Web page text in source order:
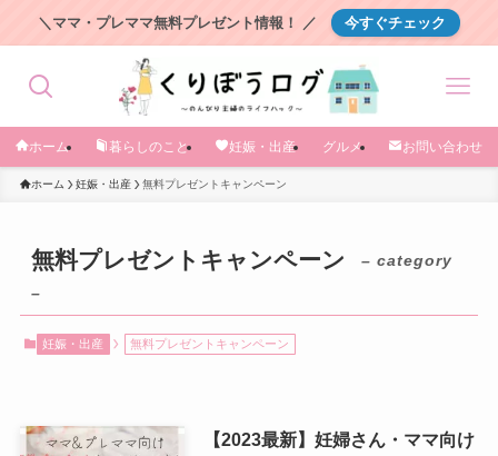
＼ママ・プレママ無料プレゼント情報！ ／ 今すぐチェック
ホーム 暮らしのこと 妊娠・出産 グルメ お問い合わせ
ホーム 妊娠・出産 無料プレゼントキャンペーン
無料プレゼントキャンペーン
– category
–
妊娠・出産 無料プレゼントキャンペーン
【2023最新】妊婦さん・ママ向け